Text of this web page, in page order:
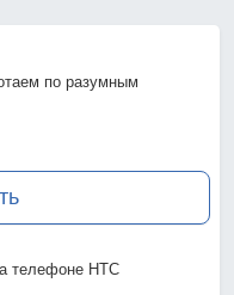
по разумным
телефоне HTC